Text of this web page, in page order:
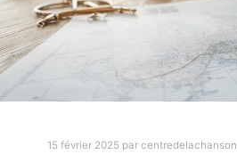
15 février 2025 par centredelachanson